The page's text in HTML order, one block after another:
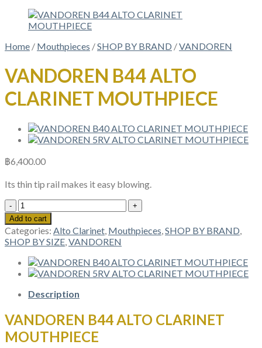
Home / Mouthpieces /SHOP BY BRAND /VANDOREN
VANDOREN B44 ALTO
CLARINET MOUTHPIECE
฿6,400.00
Its thin tip rail makes it easy blowing.
VANDOREN
B44
ALTO
CLARINET
MOUTHPIECE
quantity
Add to cart
Categories: Alto Clarinet, Mouthpieces,SHOP BY BRAND,
SHOP BY SIZE,VANDOREN
Description
VANDOREN B44 ALTO CLARINET
MOUTHPIECE